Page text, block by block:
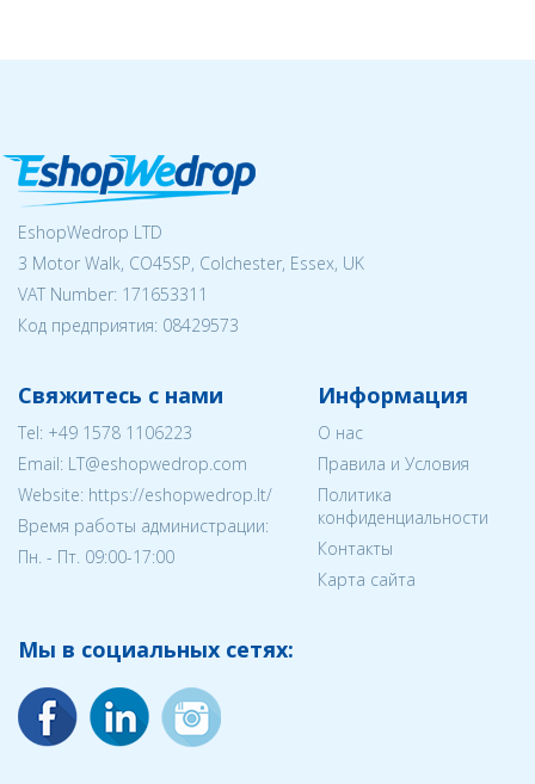
EshopWedrop LTD
3 Motor Walk, CO45SP, Colchester, Essex, UK
VAT Number: 171653311
Код предприятия: 08429573
Свяжитесь с нами
Tel: +49 1578 1106223
Email: LT@eshopwedrop.com
Website: https://eshopwedrop.lt/
Время работы администрации:
Пн. - Пт. 09:00-17:00
Информация
О нас
Правила и Условия
Политика
конфиденциальности
Контакты
Карта сайта
Мы в социальных сетях: